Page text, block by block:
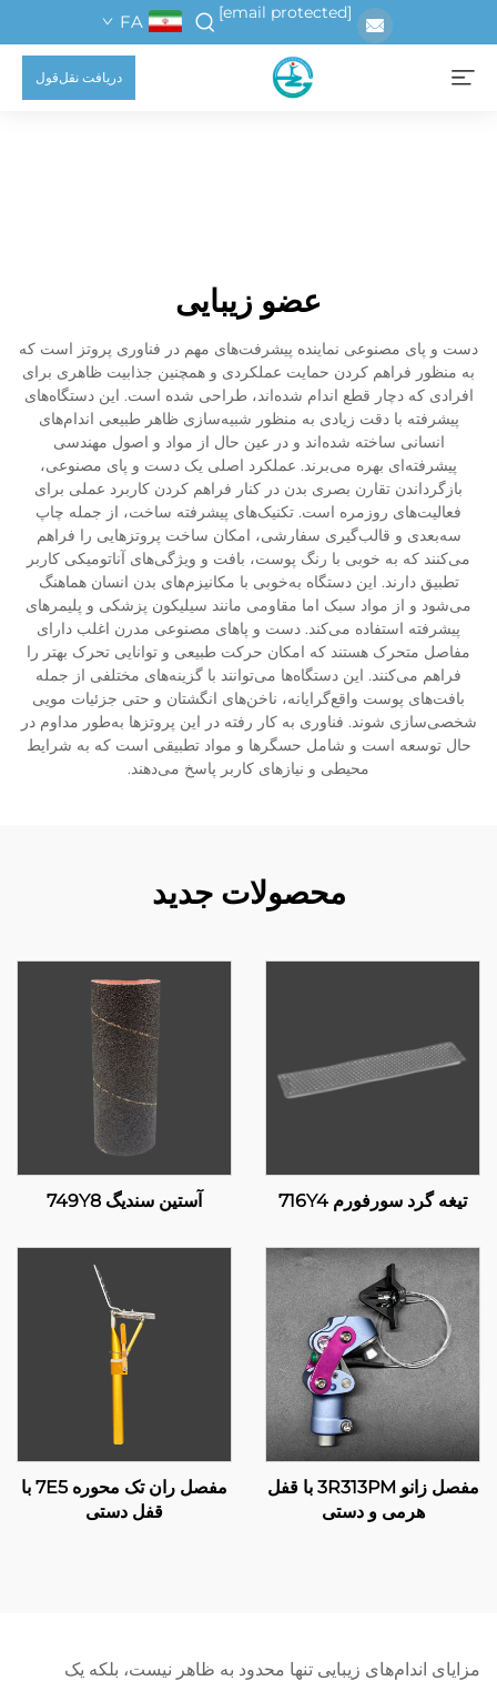
[email protected]
FA
دریافت نقل‌قول
عضو زیبایی
دست و پای مصنوعی نماینده پیشرفت‌های مهم در فناوری پروتز است که
به منظور فراهم کردن حمایت عملکردی و همچنین جذابیت ظاهری برای
افرادی که دچار قطع اندام شده‌اند، طراحی شده است. این دستگاه‌های
پیشرفته با دقت زیادی به منظور شبیه‌سازی ظاهر طبیعی اندام‌های
انسانی ساخته شده‌اند و در عین حال از مواد و اصول مهندسی
پیشرفته‌ای بهره می‌برند. عملکرد اصلی یک دست و پای مصنوعی،
بازگرداندن تقارن بصری بدن در کنار فراهم کردن کاربرد عملی برای
فعالیت‌های روزمره است. تکنیک‌های پیشرفته ساخت، از جمله چاپ
سه‌بعدی و قالب‌گیری سفارشی، امکان ساخت پروتزهایی را فراهم
می‌کنند که به خوبی با رنگ پوست، بافت و ویژگی‌های آناتومیکی کاربر
تطبیق دارند. این دستگاه به‌خوبی با مکانیزم‌های بدن انسان هماهنگ
می‌شود و از مواد سبک اما مقاومی مانند سیلیکون پزشکی و پلیمرهای
پیشرفته استفاده می‌کند. دست و پاهای مصنوعی مدرن اغلب دارای
مفاصل متحرک هستند که امکان حرکت طبیعی و توانایی تحرک بهتر را
فراهم می‌کنند. این دستگاه‌ها می‌توانند با گزینه‌های مختلفی از جمله
بافت‌های پوست واقع‌گرایانه، ناخن‌های انگشتان و حتی جزئیات مویی
شخصی‌سازی شوند. فناوری به کار رفته در این پروتزها به‌طور مداوم در
حال توسعه است و شامل حسگرها و مواد تطبیقی است که به شرایط
محیطی و نیازهای کاربر پاسخ می‌دهند.
محصولات جدید
تیغه گرد سورفورم 716Y4 آستین سندیگ 749Y8
مفصل زانو 3R313PM با قفل
هرمی و دستی
مفصل ران تک محوره 7E5 با
قفل دستی
مزایای اندام‌های زیبایی تنها محدود به ظاهر نیست، بلکه یک